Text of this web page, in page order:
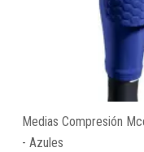
Medias Compresión
- Azules